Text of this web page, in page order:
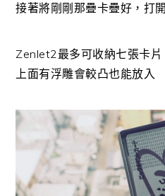
接著將剛剛那疊卡疊好，打
Zenlet2最多可收納七張卡
上面有浮雕會較凸也能放入